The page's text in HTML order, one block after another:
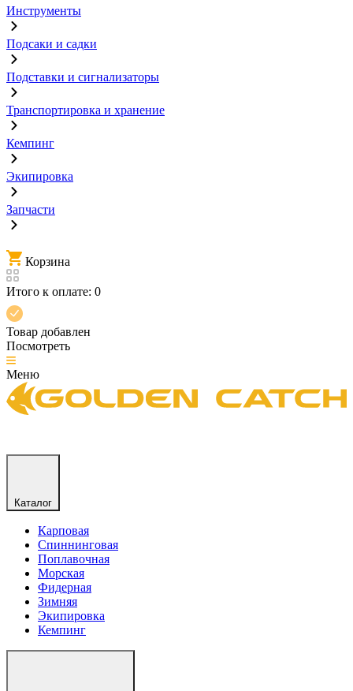
Инструменты
Подсаки и садки
Подставки и сигнализаторы
Транспортировка и хранение
Кемпинг
Экипировка
Запчасти
Корзина
Итого к оплате: 0
Товар добавлен
Посмотреть
Меню
Каталог
Карповая
Спиннинговая
Поплавочная
Морская
Фидерная
Зимняя
Экипировка
Кемпинг